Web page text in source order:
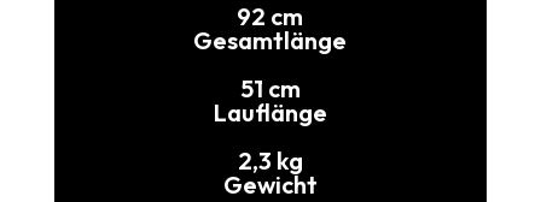
92 cm
Gesamtlänge
51 cm
Lauflänge
2,3 kg
Gewicht